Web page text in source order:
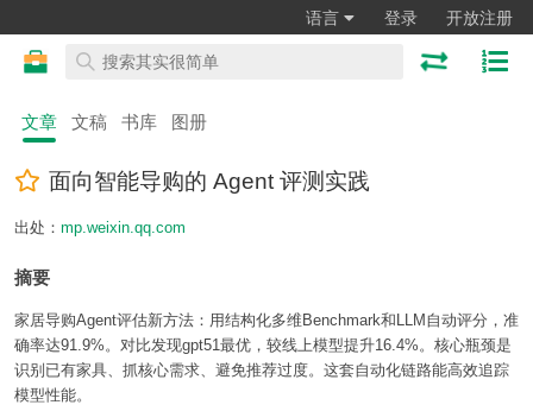
语言 登录 开放注册
文章 文稿 书库 图册
面向智能导购的 Agent 评测实践
出处： mp.weixin.qq.com
摘要
家居导购Agent评估新方法：用结构化多维Benchmark和LLM自动评分，准
确率达91.9%。对比发现gpt51最优，较线上模型提升16.4%。核心瓶颈是
识别已有家具、抓核心需求、避免推荐过度。这套自动化链路能高效追踪
模型性能。